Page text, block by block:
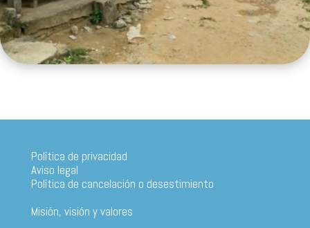
Política de privacidad
Aviso legal
Política de cancelación o desestimiento
Misión, visión y valores